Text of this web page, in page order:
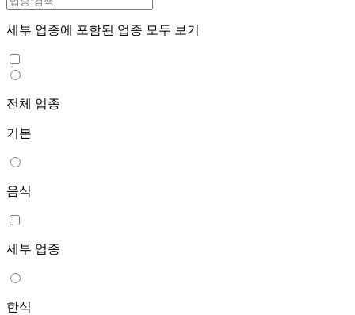
세부 업종에 포함된 업종 모두 보기
전체 업종
기본
음식
세부 업종
한식